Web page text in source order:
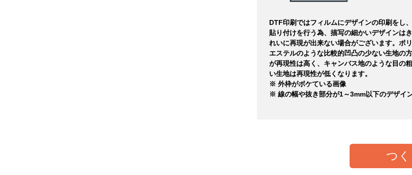
DTF印刷ではフィルムにデザインの印刷をし、
貼り付けを行う為、描写の細かいデザインはき
れいに再現が出来ない場合がございます。ポリ
エステルのような比較的凹凸の少ない生地の方
が再現性は高く、キャンバス地のような目の粗
い生地は再現性が低くなります。
※ 外枠がボケている画像
※ 線の幅や抜き部分が1～3mm以下のデザイ
つ